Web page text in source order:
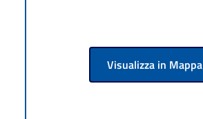
Visualizza in Mappa